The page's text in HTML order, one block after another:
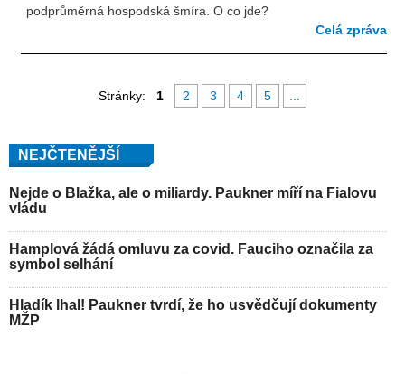
podprůměrná hospodská šmíra. O co jde?
Celá zpráva
Stránky: 1 2 3 4 5
NEJČTENĚJŠÍ
Nejde o Blažka, ale o miliardy. Paukner míří na Fialovu
vládu
Hamplová žádá omluvu za covid. Fauciho označila za
symbol selhání
Hladík lhal! Paukner tvrdí, že ho usvědčují dokumenty
MŽP